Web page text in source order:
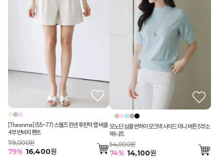
[Theonme] (55-77) 스웰즈 린넨 투핀턱 랩 버클
4부 반바지 팬츠
79,000원
79% 16,400원
모노딘 심플 반하이 모크넥 사이드 미니 버튼 5부소
매 니트
54,000원
74% 14,100원